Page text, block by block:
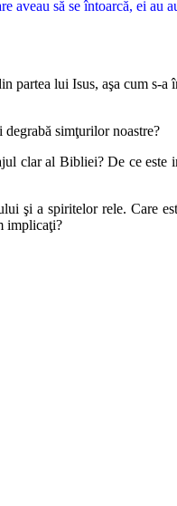
aveau să se întoarcă, ei au
partea lui Isus, aşa cum s-
degrabă simţurilor noastre?
clar al Bibliei? De ce este
şi a spiritelorrele. Care
implicaţi?